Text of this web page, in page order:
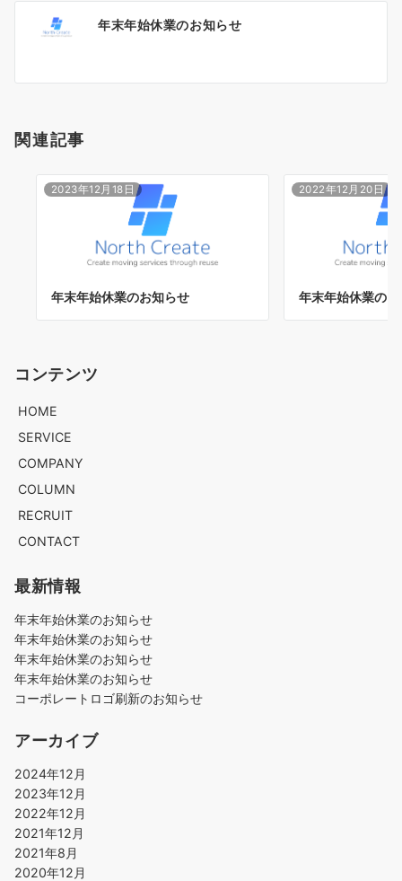
シ
年末年始休業のお知らせ
関連記事
2023年12月18日
年末年始休業のお知らせ
2022年12月20日
年末年始休業の
コンテンツ
HOME
SERVICE
COMPANY
COLUMN
RECRUIT
CONTACT
最新情報
年末年始休業のお知らせ
年末年始休業のお知らせ
年末年始休業のお知らせ
年末年始休業のお知らせ
コーポレートロゴ刷新のお知らせ
アーカイブ
2024年12月
2023年12月
2022年12月
2021年12月
2021年8月
2020年12月